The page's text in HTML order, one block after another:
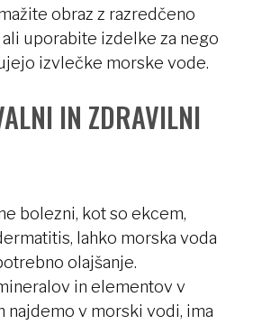
obraz z razredčeno
uporabite izdelke za nego
izvlečke morske vode.
IN ZDRAVILNI
bolezni, kot so ekcem,
lahko morska voda
olajšanje.
in elementov v
najdemo v morski vodi, ima